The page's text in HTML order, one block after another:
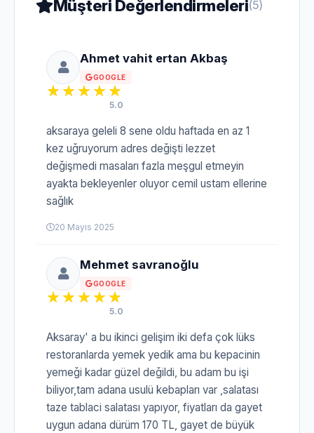
Müşteri Değerlendirmeleri(5)
Ahmet vahit ertan Akbaş
GOOGLE
5.0
aksaraya geleli 8 sene oldu haftada en az 1
kez uğruyorum adres değişti lezzet
değişmedi masaları fazla meşgul etmeyin
ayakta bekleyenler oluyor cemil ustam ellerine
sağlık
20 Mayıs 2025
Mehmet savranoğlu
GOOGLE
5.0
Aksaray' a bu ikinci gelişim iki defa çok lüks
restoranlarda yemek yedik ama bu kepacinin
yemeği kadar güzel değildi, bu adam bu işi
biliyor,tam adana usulü kebapları var ,salatası
taze tablaci salatası yapıyor, fiyatları da gayet
uygun adana dürüm 170 TL, gayet de büyük